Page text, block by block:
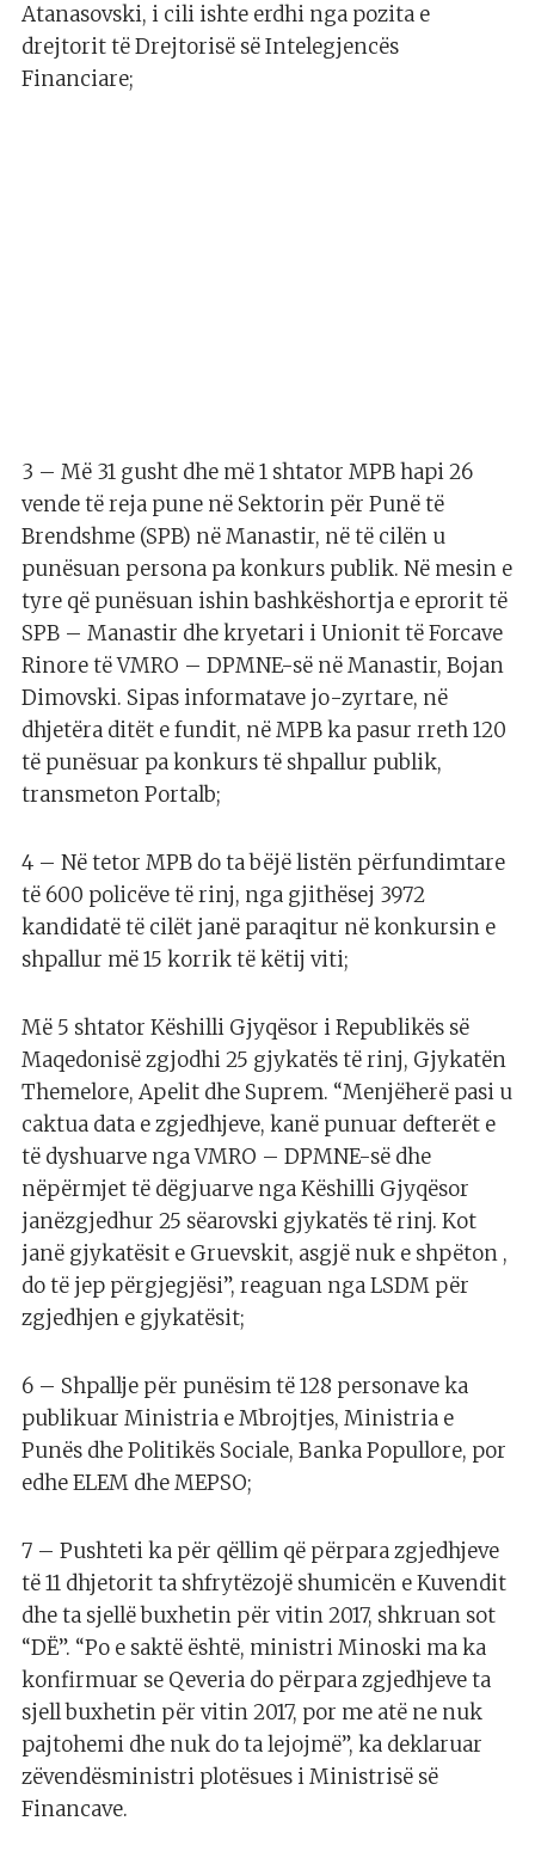
Atanasovski, i cili ishte erdhi nga pozita e
drejtorit të Drejtorisë së Intelegjencës
Financiare;
3 – Më 31 gusht dhe më 1 shtator MPB hapi 26
vende të reja pune në Sektorin për Punë të
Brendshme (SPB) në Manastir, në të cilën u
punësuan persona pa konkurs publik. Në mesin e
tyre që punësuan ishin bashkëshortja e eprorit të
SPB – Manastir dhe kryetari i Unionit të Forcave
Rinore të VMRO – DPMNE-së në Manastir, Bojan
Dimovski. Sipas informatave jo-zyrtare, në
dhjetëra ditët e fundit, në MPB ka pasur rreth 120
të punësuar pa konkurs të shpallur publik,
transmeton Portalb;
4 – Në tetor MPB do ta bëjë listën përfundimtare
të 600 policëve të rinj, nga gjithësej 3972
kandidatë të cilët janë paraqitur në konkursin e
shpallur më 15 korrik të këtij viti;
Më 5 shtator Këshilli Gjyqësor i Republikës së
Maqedonisë zgjodhi 25 gjykatës të rinj, Gjykatën
Themelore, Apelit dhe Suprem. “Menjëherë pasi u
caktua data e zgjedhjeve, kanë punuar defterët e
të dyshuarve nga VMRO – DPMNE-së dhe
nëpërmjet të dëgjuarve nga Këshilli Gjyqësor
janëzgjedhur 25 sëarovski gjykatës të rinj. Kot
janë gjykatësit e Gruevskit, asgjë nuk e shpëton ,
do të jep përgjegjësi”, reaguan nga LSDM për
zgjedhjen e gjykatësit;
6 – Shpallje për punësim të 128 personave ka
publikuar Ministria e Mbrojtjes, Ministria e
Punës dhe Politikës Sociale, Banka Popullore, por
edhe ELEM dhe MEPSO;
7 – Pushteti ka për qëllim që përpara zgjedhjeve
të 11 dhjetorit ta shfrytëzojë shumicën e Kuvendit
dhe ta sjellë buxhetin për vitin 2017, shkruan sot
“DË”. “Po e saktë është, ministri Minoski ma ka
konfirmuar se Qeveria do përpara zgjedhjeve ta
sjell buxhetin për vitin 2017, por me atë ne nuk
pajtohemi dhe nuk do ta lejojmë”, ka deklaruar
zëvendësministri plotësues i Ministrisë së
Financave.